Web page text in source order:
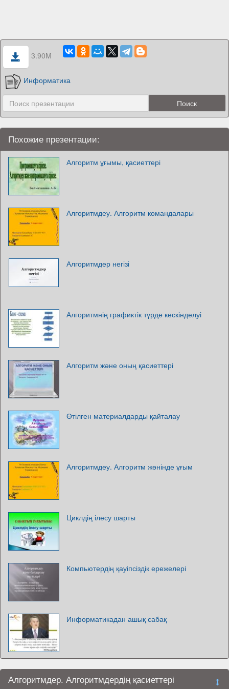
3.90M
Информатика
Похожие презентации:
Алгоритм ұғымы, қасиеттері
Алгоритмдеу. Алгоритм командалары
Алгоритмдер негізі
Алгоритмнің графиктік түрде кескінделуі
Алгоритм және оның қасиеттері
Өтілген материалдарды қайталау
Алгоритмдеу. Алгоритм жөнінде ұғым
Циклдің ілесу шарты
Компьютердің қауіпсіздік ережелері
Информатикадан ашық сабақ
Алгоритмдер. Алгоритмдердің қасиеттері